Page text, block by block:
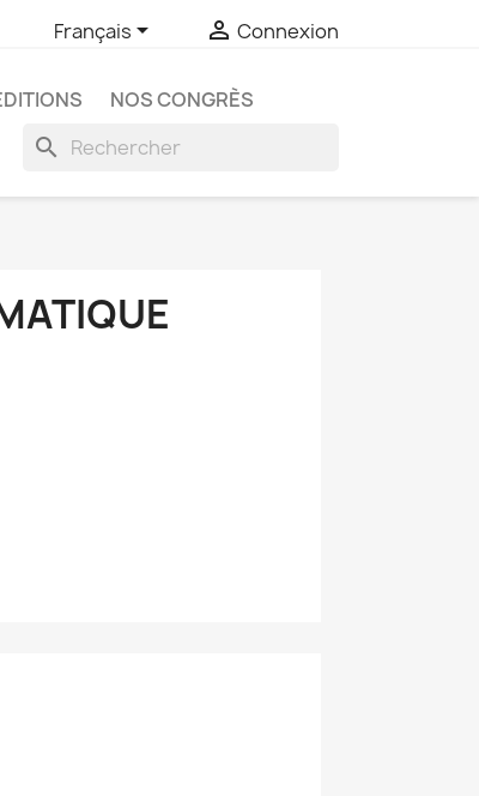
Français  Connexion
NOS CONGRÈS
search